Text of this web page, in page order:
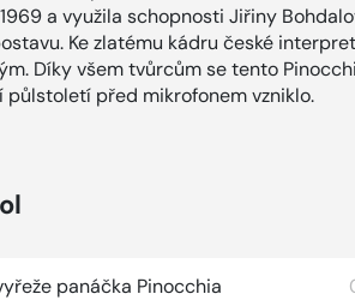
a využila schopnosti Jiřiny
Ke zlatému kádru české
Díky všem tvůrcům se tento
půlstoletí před mikrofonem vzniklo.
panáčka Pinocchia